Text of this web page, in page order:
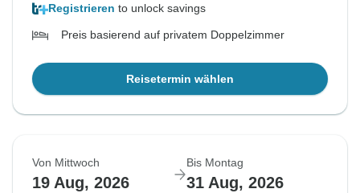
Registrieren to unlock savings
Preis basierend auf privatem Doppelzimmer
Reisetermin wählen
Von Mittwoch
19 Aug, 2026
Bis Montag
31 Aug, 2026